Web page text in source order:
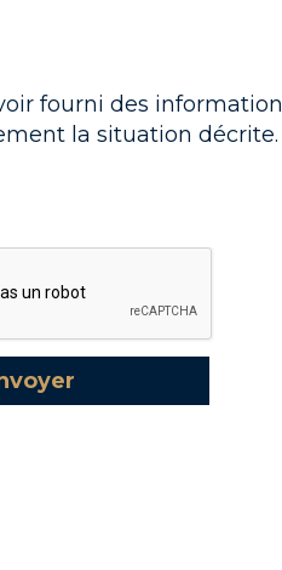
fourni des
la situation